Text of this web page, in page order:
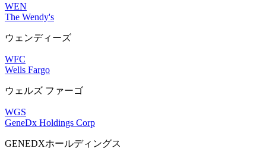
WEN
The Wendy's
ウェンディーズ
WFC
Wells Fargo
ウェルズ ファーゴ
WGS
GeneDx Holdings Corp
GENEDXホールディングス